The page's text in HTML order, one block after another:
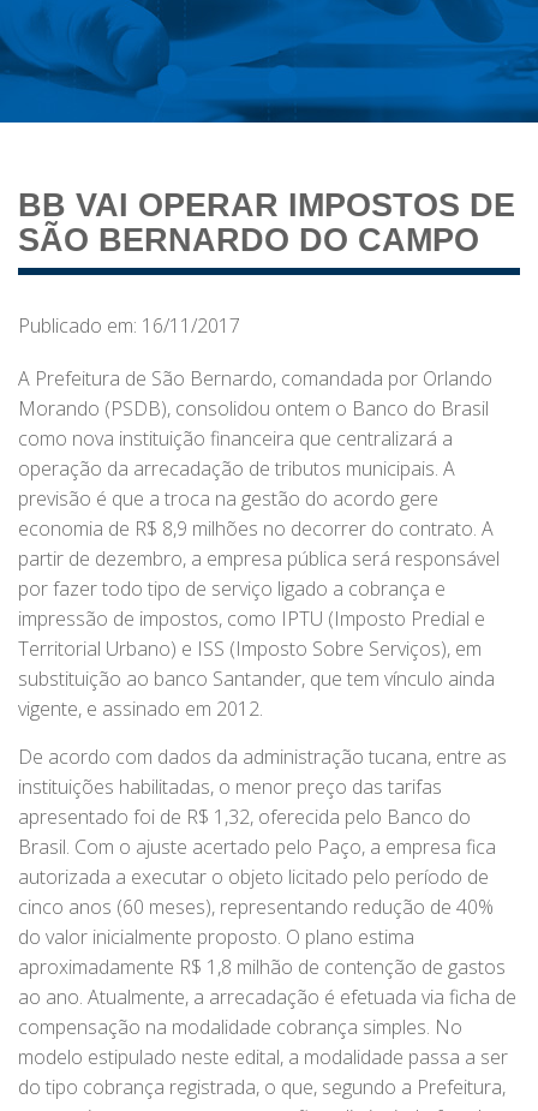
BB VAI OPERAR IMPOSTOS DE
SÃO BERNARDO DO CAMPO
Publicado em: 16/11/2017
A Prefeitura de São Bernardo, comandada por Orlando
Morando (PSDB), consolidou ontem o Banco do Brasil
como nova instituição financeira que centralizará a
operação da arrecadação de tributos municipais. A
previsão é que a troca na gestão do acordo gere
economia de R$ 8,9 milhões no decorrer do contrato. A
partir de dezembro, a empresa pública será responsável
por fazer todo tipo de serviço ligado a cobrança e
impressão de impostos, como IPTU (Imposto Predial e
Territorial Urbano) e ISS (Imposto Sobre Serviços), em
substituição ao banco Santander, que tem vínculo ainda
vigente, e assinado em 2012.
De acordo com dados da administração tucana, entre as
instituições habilitadas, o menor preço das tarifas
apresentado foi de R$ 1,32, oferecida pelo Banco do
Brasil. Com o ajuste acertado pelo Paço, a empresa fica
autorizada a executar o objeto licitado pelo período de
cinco anos (60 meses), representando redução de 40%
do valor inicialmente proposto. O plano estima
aproximadamente R$ 1,8 milhão de contenção de gastos
ao ano. Atualmente, a arrecadação é efetuada via ficha de
compensação na modalidade cobrança simples. No
modelo estipulado neste edital, a modalidade passa a ser
do tipo cobrança registrada, o que, segundo a Prefeitura,